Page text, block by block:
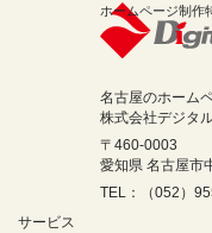
ホームページ制作
名古屋のホーム
株式会社デジタ
〒460-0003
愛知県 名古屋市
TEL：（052）
サービス